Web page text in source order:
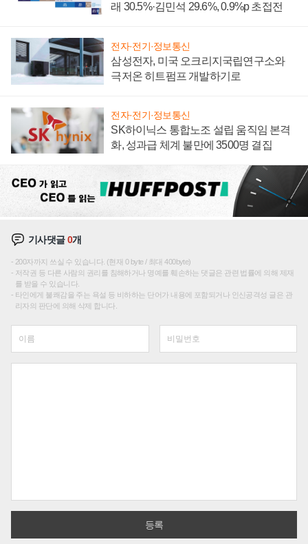
래 30.5%·김민석 29.6%, 0.9%p 초접전
전자·전기·정보통신
삼성전자, 미국 오크리지국립연구소와
극저온 히트펌프 개발하기로
전자·전기·정보통신
SK하이닉스 통합노조 설립 움직임 본격
화, 성과급 체계 불만에 3500명 결집
기사댓글0개
200자까지 쓰실 수 있습니다. (현재 0 byte / 최대 400byte)
저작권 등 다른 사람의 권리를 침해하거나 명예를 훼손하는 댓글은 관련 법률에 의해 제재
를 받을 수 있습니다.
타인에게 불쾌감을 주는 욕설 등 비하하는 단어가 내용에 포함되거나 인신공격성 글은 관
리자의 판단에 의해 삭제 합니다.